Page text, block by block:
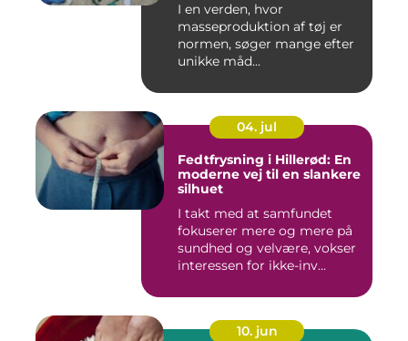
I en verden, hvor
masseproduktion af tøj er
normen, søger mange efter
unikke måd...
04. jul
Fedtfrysning i Hillerød: En
moderne vej til en slankere
silhuet
I takt med at samfundet
fokuserer mere og mere på
sundhed og velvære, vokser
interessen for ikke-inv...
10. jun